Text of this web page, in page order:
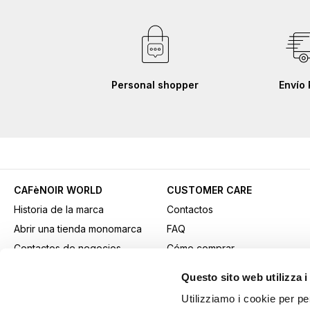
Questo sito web utilizza i
Utilizziamo i cookie per
Personal shopper Envío
CAFèNOIR WORLD
Historia de la marca
Abrir una tienda monomarca
Contactos de negocios
CUSTOMER CARE
Contactos
FAQ
Cómo comprar
Transporte
Devoluciones y retiros